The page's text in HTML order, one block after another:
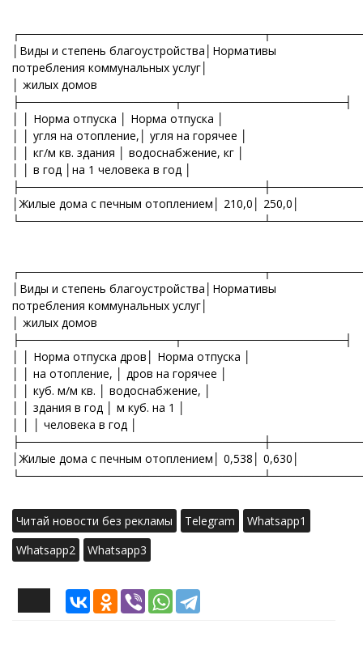
│Виды и степень благоустройства│Нормативы
потребления коммунальных услуг│
│ жилых домов
├───────────────────┬────────────────────┤
│ │ Норма отпуска │ Норма отпуска │
│ │ угля на отопление,│ угля на горячее │
│ │ кг/м кв. здания │ водоснабжение, кг │
│ │ в год │на 1 человека в год │
│Жилые дома с печным отоплением│ 210,0│ 250,0│
│Виды и степень благоустройства│Нормативы
потребления коммунальных услуг│
│ жилых домов
├───────────────────┬────────────────────┤
│ │ Норма отпуска дров│ Норма отпуска │
│ │ на отопление, │ дров на горячее │
│ │ куб. м/м кв. │ водоснабжение, │
│ │ здания в год │ м куб. на 1 │
│ │ │ человека в год │
│Жилые дома с печным отоплением│ 0,538│ 0,630│
Читай новости без рекламы Telegram
Whatsapp1
Whatsapp2
Whatsapp3